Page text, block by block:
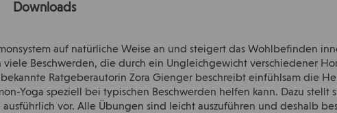
Downloads
auf natürliche Weise an und steigert das Wohlbefinden
viele Beschwerden, die durch ein Ungleichgewicht verschiedener
Ratgeberautorin Zora Gienger beschreibt einfühlsam die
Yoga speziell bei typischen Beschwerden helfen kann. Dazu stellt
vor. Alle Übungen sind leicht auszuführen und deshalb